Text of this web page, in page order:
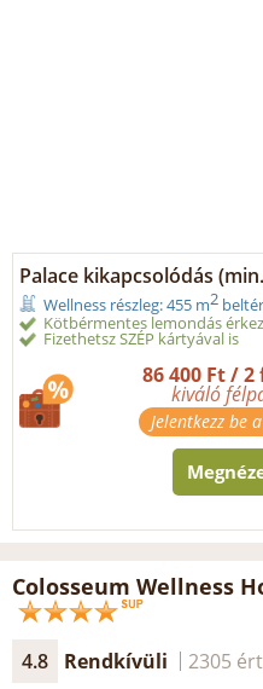
Palace kikapcsolódás
Wellness részleg: 455 m2
Kötbérmentes lemondás
Fizethetsz SZÉP kártyával is
86 400 Ft /
kiváló
Jelentkezz be
Colosseum Wellness
4.8 Rendkívüli 2305